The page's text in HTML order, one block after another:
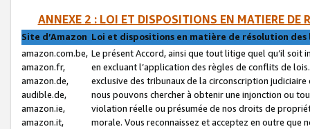
ANNEXE 2 : LOI ET DISPOSITIONS EN MATIERE DE
Site d’Amazon Loi et dispositions en matière de résolution
amazon.com.be,
amazon.fr,
amazon.de,
audible.de,
amazon.ie,
amazon.it,
Le présent Accord, ainsi que tout litige quel qu’il soit
en excluant l’application des règles de conflits de
exclusive des tribunaux de la circonscription
nous pouvons chercher à obtenir une injonction ou
violation réelle ou présumée de nos droits de
morale. Vous reconnaissez et acceptez en outre que